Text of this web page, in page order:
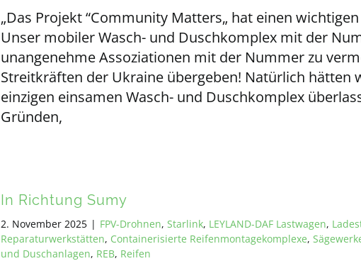
„Das Projekt “Community Matters„ hat einen
Unser mobiler Wasch- und Duschkomplex mit der
unangenehme Assoziationen mit der Nummer zu
Streitkräften der Ukraine übergeben! Natürlich hätten
einzigen einsamen Wasch- und Duschkomplex
Gründen,
In Richtung Sumy
2. November 2025 | FPV-Drohnen, Starlink, LEYLAND-DAF Lastwagen,
Reparaturwerkstätten, Containerisierte Reifenmontagekomplexe,
und Duschanlagen, REB, Reifen